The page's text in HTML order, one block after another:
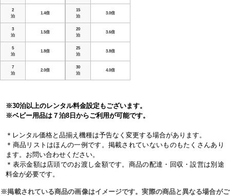
2
泊
1.4倍
3
泊
1.5倍
5
泊
1.8倍
7
泊
2.0倍
15
泊
3.0倍
20
泊
3.6倍
25
泊
3.8倍
30
泊
4.0倍
※30泊以上のレンタル料金設定もございます。
※ベビー用品は７泊8日からご利用が可能です。
＊レンタル価格と品揃え機種は予告なく変更する場合があります。
＊商品リストはほんの一例です。掲載されていないものもたくさんあり
ます。お問い合わせください。
＊表示金額は店頭でのお渡し金額です。商品の配達・回収・設営は別途
料金が必要です。
※掲載されている商品の画像はイメージです。実際の商品と異なる場合がご